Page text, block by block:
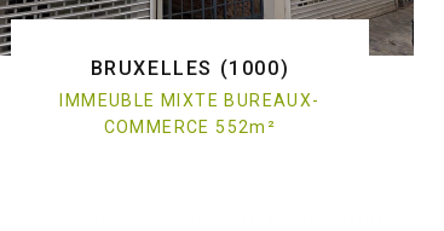
BRUXELLES (1000)
IMMEUBLE MIXTE BUREAUX-
COMMERCE 552m ²